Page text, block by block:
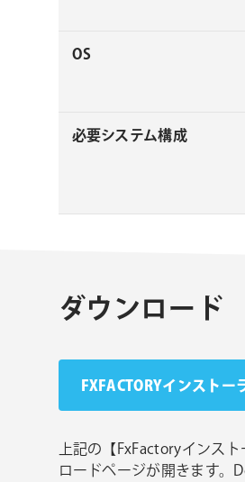
OS
必要システム構成
ダウンロード
FXFACTORYインストー
上記の【FxFactoryインス
ロードページが開きます。